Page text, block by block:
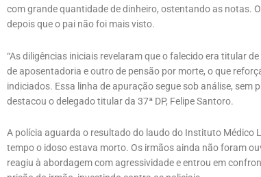
com grande quantidade de dinheiro, ostentando as notas.
depois que o pai não foi mais visto.
“As diligências iniciais revelaram que o falecido era titular
de aposentadoria e outro de pensão por morte, o que
indiciados. Essa linha de apuração segue sob análise,
destacou o delegado titular da 37ª DP, Felipe Santoro.
A polícia aguarda o resultado do laudo do Instituto Médico
tempo o idoso estava morto. Os irmãos ainda não foram
reagiu à abordagem com agressividade e entrou em